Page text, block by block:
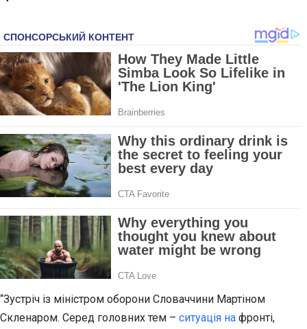
“Зустріч із міністром оборони Словаччини Мартіном
Скленаром. Серед головних тем – ситуація на фронті,